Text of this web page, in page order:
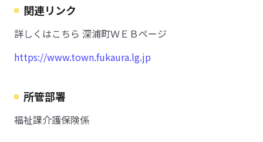
関連リンク
詳しくはこちら 深浦町ＷＥＢページ
https://www.town.fukaura.lg.jp
所管部署
福祉課介護保険係